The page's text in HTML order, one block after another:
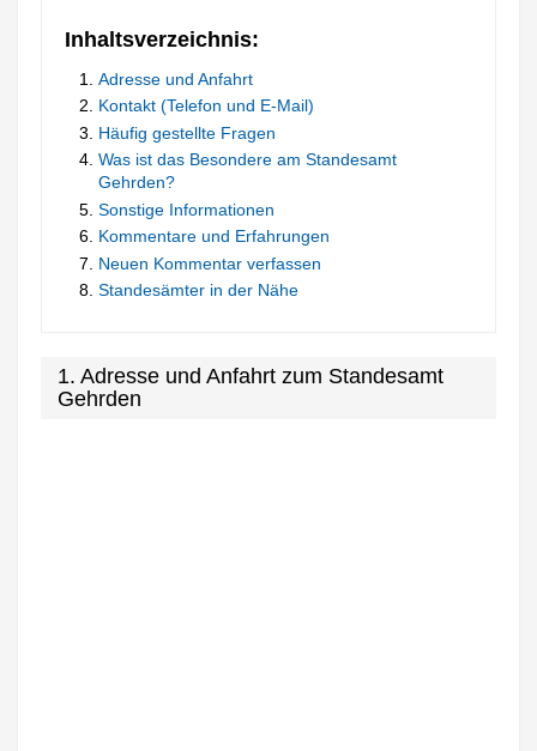
Inhaltsverzeichnis:
Adresse und Anfahrt
Kontakt (Telefon und E-Mail)
Häufig gestellte Fragen
Was ist das Besondere am Standesamt
Gehrden?
Sonstige Informationen
Kommentare und Erfahrungen
Neuen Kommentar verfassen
Standesämter in der Nähe
1. Adresse und Anfahrt zum Standesamt
Gehrden